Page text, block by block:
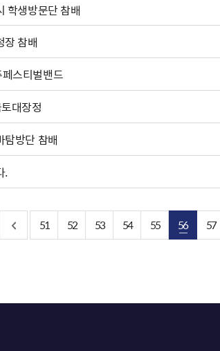
학생방문단 참배
장 참배
스티벌밴드
대장정
탐방단 참배
.
51 52 53 54 55 56 57